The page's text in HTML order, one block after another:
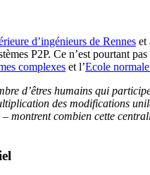
d’ingénieurs de Rennes et
P2P. Ce n’est pourtant
complexes et l’Ecole
d’êtres humains qui
des modifications
montrent combien cette